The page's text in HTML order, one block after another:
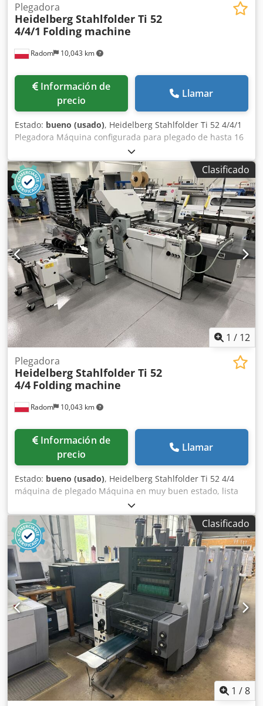
Radom 10,043 km
Plegadora
Heidelberg Stahlfolder Ti 52
4/4/1 Folding machine
Información de
precio
Llamar
Estado: bueno (usado), Heidelberg Stahlfolder Ti 52 4/4/1
Plegadora Máquina configurada para plegado de hasta 16
páginas. Especificaciones técnicas: Tamaño mínimo de
papel: 105 x 150 mm Tamaño máximo de papel: 520 x 840
mm Alimentación de alta pila Dksdpezmu Hisfx Ap Hsr
Configuración: – 4 cassettes en el primer módulo Ti-52 – 4
cassettes en el segundo módulo 2.Ti-52 – 1 cuchilla
electrónica – Entrega móvil Ajuste de velocidad de plegado
controlado por inversor Reducción de ruido de cassette
Compresor Becker Sensor de doble hoja Contador
electrónico con agrupamiento Entrega eléctrica con
velocidad de entrega ajustable. Incluye repuestos,
herramientas y documentación. La máquina está en buen
estado y lista para funcionar.
Clasificado
1 / 12
Radom 10,043 km
Plegadora
Heidelberg Stahlfolder Ti 52
4/4 Folding machine
Información de
precio
Llamar
Estado: bueno (usado), Heidelberg Stahlfolder Ti 52 4/4
máquina de plegado Máquina en muy buen estado, lista
para su funcionamiento. Especificaciones técnicas:
Tamaño mínimo de papel: 105 x 150 mm Dkjdpozlgc Tjfx
Ap Hor Tamaño máximo de papel: 520 x 840 mm
Alimentación de papel con apilamiento alto Configuración:
– 4 cassettes en el primer módulo Ti-52 – 4 cassettes en el
segundo módulo 2.Ti-52 – Entrega móvil Control de
velocidad de plegado infinitamente variable mediante
inversor Reducción de ruido de cassette Compresor
incluido Sensor de doble hoja Contador electrónico con
agrupamiento Entrega eléctrica con velocidad ajustable
Incluye repuestos, herramientas y documentación
Fabricado en Alemania.
Clasificado
1 /8